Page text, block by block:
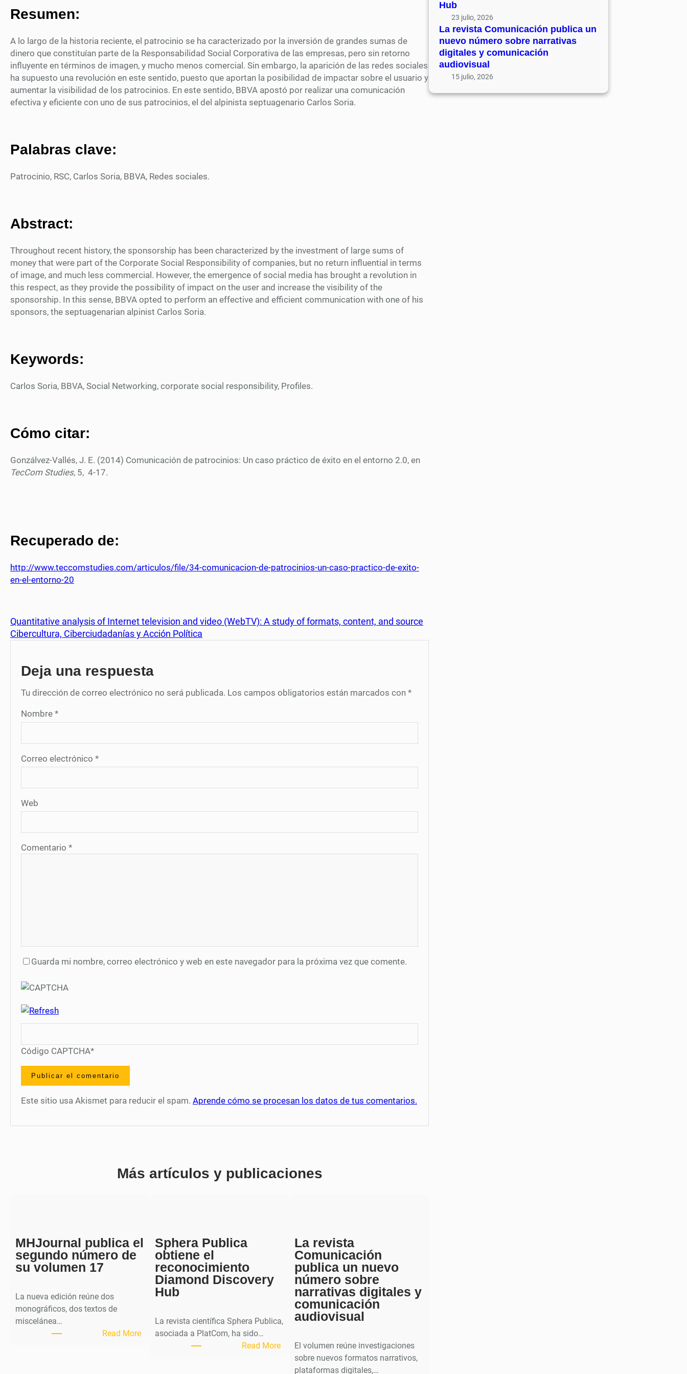
Resumen:
A lo largo de la historia reciente, el patrocinio se ha caracterizado por la inversión de grandes sumas de
dinero que constituían parte de la Responsabilidad Social Corporativa de las empresas, pero sin retorno
influyente en términos de imagen, y mucho menos comercial. Sin embargo, la aparición de las redes sociales
ha supuesto una revolución en este sentido, puesto que aportan la posibilidad de impactar sobre el usuario y
aumentar la visibilidad de los patrocinios. En este sentido, BBVA apostó por realizar una comunicación
efectiva y eficiente con uno de sus patrocinios, el del alpinista septuagenario Carlos Soria.
Palabras clave:
Patrocinio, RSC, Carlos Soria, BBVA, Redes sociales.
Abstract:
Throughout recent history, the sponsorship has been characterized by the investment of large sums of
money that were part of the Corporate Social Responsibility of companies, but no return influential in terms
of image, and much less commercial. However, the emergence of social media has brought a revolution in
this respect, as they provide the possibility of impact on the user and increase the visibility of the
sponsorship. In this sense, BBVA opted to perform an effective and efficient communication with one of his
sponsors, the septuagenarian alpinist Carlos Soria.
Keywords:
Carlos Soria, BBVA, Social Networking, corporate social responsibility, Profiles.
Cómo citar:
Gonzálvez-Vallés, J. E. (2014) Comunicación de patrocinios: Un caso práctico de éxito en el entorno 2.0, en
TecCom Studies, 5, 4-17.
Recuperado de:
http://www.teccomstudies.com/articulos/file/34-comunicacion-de-patrocinios-un-caso-practico-de-exito-
en-el-entorno-20
Quantitative analysis of Internet television and video (WebTV): A study of formats, content, and source
Cibercultura, Ciberciudadanías y Acción Política
Deja una respuesta
Tu dirección de correo electrónico no será publicada. Los campos obligatorios están marcados con *
Nombre *
Correo electrónico *
Web
Comentario *
Guarda mi nombre, correo electrónico y web en este navegador para la próxima vez que comente.
Código CAPTCHA*
Este sitio usa Akismet para reducir el spam. Aprende cómo se procesan los datos de tus comentarios.
Más artículos y publicaciones
MHJournal publica el
segundo número de
su volumen 17
La nueva edición reúne dos
monográficos, dos textos de
miscelánea…
Read More:
Sphera Publica
obtiene el
reconocimiento
Diamond Discovery
Hub
La revista científica Sphera Publica,
asociada a PlatCom, ha sido…
Read More:
La revista
Comunicación
publica un nuevo
número sobre
narrativas digitales y
comunicación
audiovisual
El volumen reúne investigaciones
sobre nuevos formatos narrativos,
plataformas digitales,…
Hub
23 julio, 2026
La revista Comunicación publica un
nuevo número sobre narrativas
digitales y comunicación
audiovisual
15 julio, 2026